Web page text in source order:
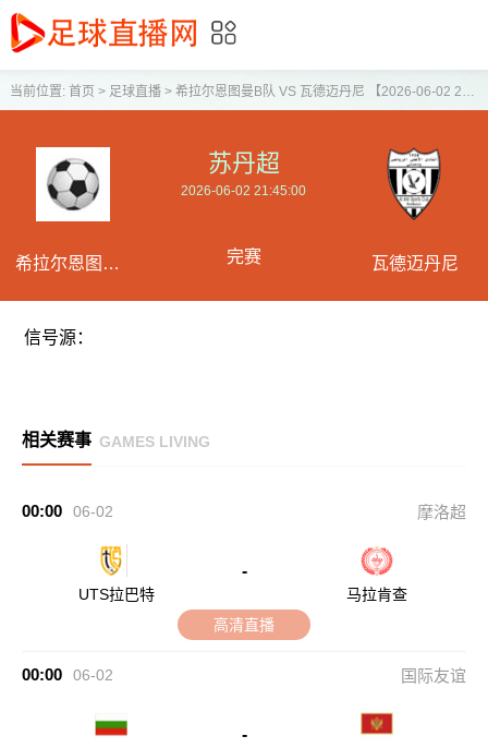
当前位置: 首页 > 足球直播> 希拉尔恩图曼B队 VS 瓦德迈丹尼 【2026-06-02 21:45:00】
希拉尔恩图曼B
苏丹超
2026-06-02 21:45:00
完赛 瓦德迈丹尼
信号源：
相关赛事 GAMES LIVING
00:00 06-02 摩洛超
UTS拉巴特
-
马拉肯查
高清直播
00:00 06-02 国际友谊
-